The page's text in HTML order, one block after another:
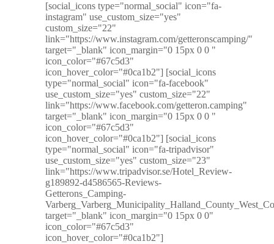
[social_icons type="normal_social" icon="fa-
instagram" use_custom_size="yes"
custom_size="22"
link="https://www.instagram.com/getteronscamping/"
target="_blank" icon_margin="0 15px 0 0 "
icon_color="#67c5d3"
icon_hover_color="#0ca1b2"] [social_icons
type="normal_social" icon="fa-facebook"
use_custom_size="yes" custom_size="22"
link="https://www.facebook.com/getteron.camping"
target="_blank" icon_margin="0 15px 0 0 "
icon_color="#67c5d3"
icon_hover_color="#0ca1b2"] [social_icons
type="normal_social" icon="fa-tripadvisor"
use_custom_size="yes" custom_size="23"
link="https://www.tripadvisor.se/Hotel_Review-
g189892-d4586565-Reviews-
Getterons_Camping-
target="_blank" icon_margin="0 15px 0 0"
icon_color="#67c5d3"
icon_hover_color="#0ca1b2"]